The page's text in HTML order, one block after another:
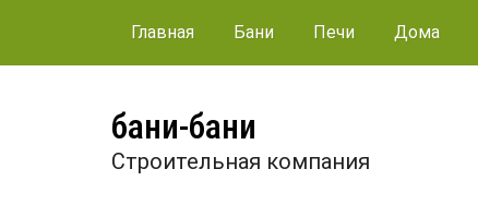
Главная Бани Печи Дома
бани-бани
Строительная компания